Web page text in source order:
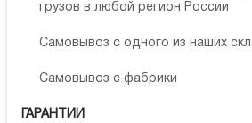
грузов в любой регион России
Самовывоз с одного из наших
Самовывоз с фабрики
ГАРАНТИИ